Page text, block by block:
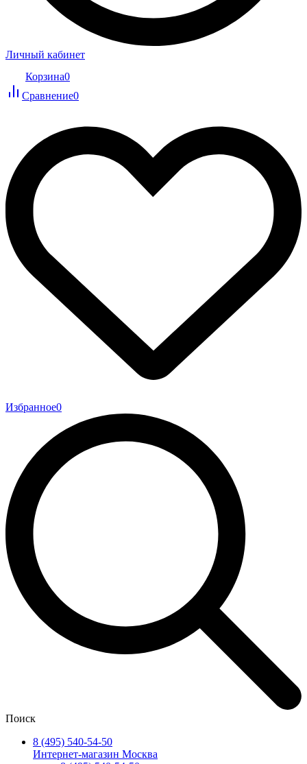
Личный кабинет
Корзина0
Сравнение0
Избранное0
Поиск
8 (495) 540-54-50
Интернет-магазин Москва